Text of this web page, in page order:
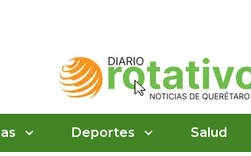
Deportes Salud